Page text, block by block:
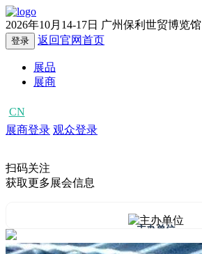
2026年10月14-17日 广州保利世贸博览馆
登录 返回官网首页
展品
展商
CN
展商登录 观众登录
扫码关注
获取更多展会信息
主办单位